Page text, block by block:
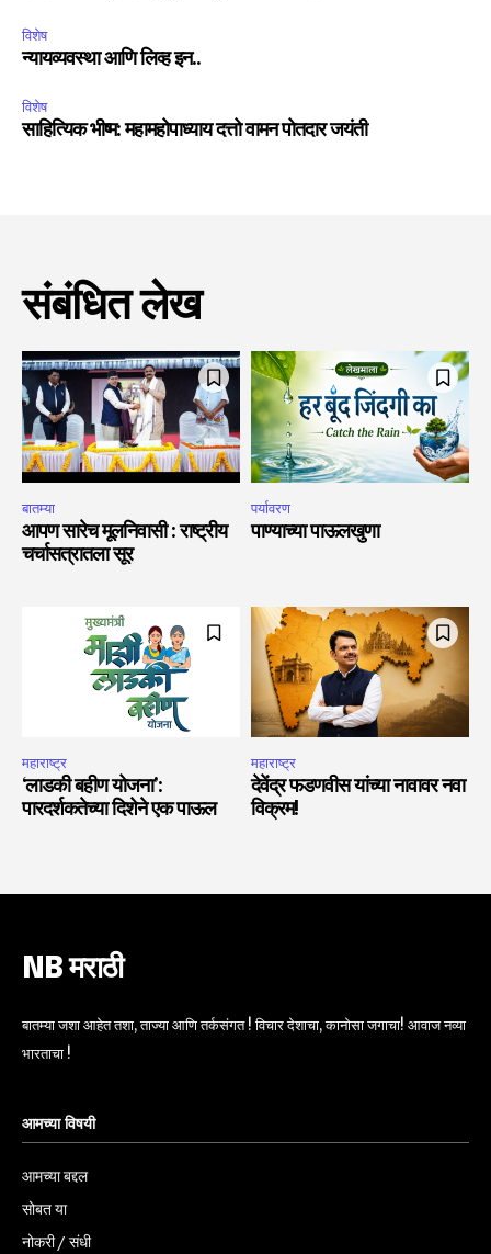
विशेष
न्यायव्यवस्था आणि लिव्ह इन..
विशेष
साहित्यिक भीष्म: महामहोपाध्याय दत्तो वामन पोतदार जयंती
संबंधित लेख
बातम्या
आपण सारेच मूलनिवासी : राष्ट्रीय
चर्चासत्रातला सूर
पर्यावरण
पाण्याच्या पाऊलखुणा
महाराष्ट्र
‘लाडकी बहीण योजना’:
पारदर्शकतेच्या दिशेने एक पाऊल
महाराष्ट्र
देवेंद्र फडणवीस यांच्या नावावर नवा
विक्रम!
NB मराठी
बातम्या जशा आहेत तशा, ताज्या आणि तर्कसंगत ! विचार देशाचा, कानोसा जगाचा! आवाज नव्या
भारताचा !
आमच्या विषयी
आमच्या बद्दल
सोबत या
नोकरी / संधी